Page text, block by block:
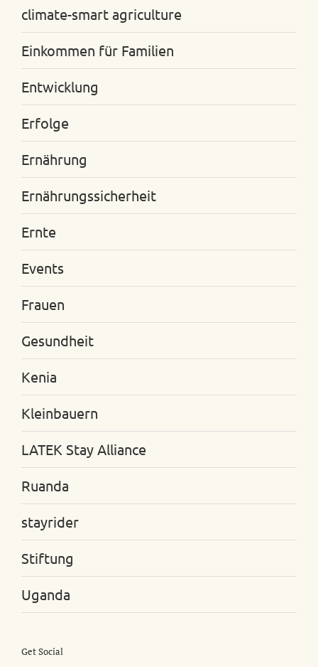
climate-smart agriculture
Einkommen für Familien
Entwicklung
Erfolge
Ernährung
Ernährungssicherheit
Ernte
Events
Frauen
Gesundheit
Kenia
Kleinbauern
LATEK Stay Alliance
Ruanda
stayrider
Stiftung
Uganda
Get Social